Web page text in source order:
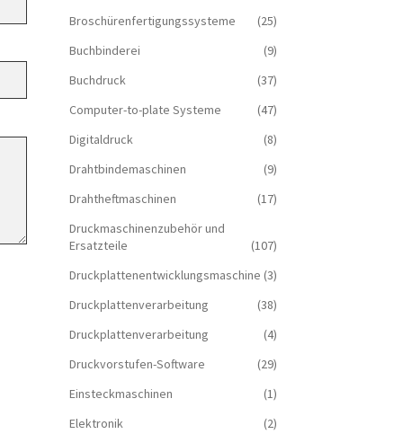
Broschürenfertigungssysteme
(25)
Buchbinderei
(9)
Buchdruck
(37)
Computer-to-plate Systeme
(47)
Digitaldruck
(8)
Drahtbindemaschinen
(9)
Drahtheftmaschinen
(17)
Druckmaschinenzubehör und
Ersatzteile
(107)
Druckplattenentwicklungsmaschine (3)
Druckplattenverarbeitung
(38)
Druckplattenverarbeitung
(4)
Druckvorstufen-Software
(29)
Einsteckmaschinen
(1)
Elektronik
(2)